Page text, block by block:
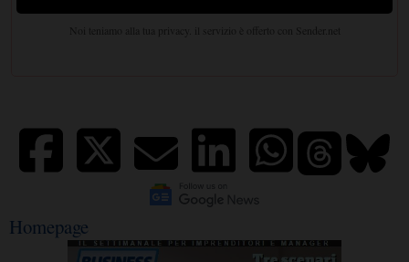
Homepage